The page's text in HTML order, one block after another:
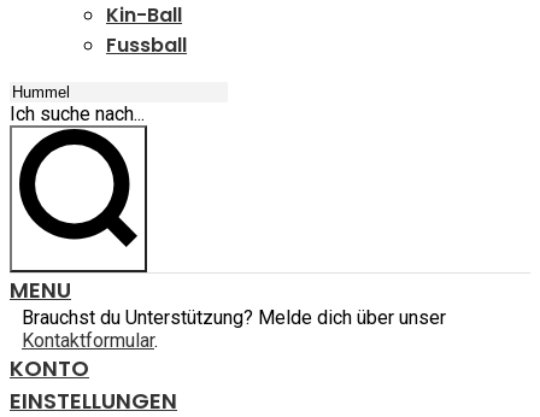
Kin-Ball
Fussball
Ich suche nach...
MENU
Brauchst du Unterstützung? Melde dich über unser
Kontaktformular.
KONTO
EINSTELLUNGEN